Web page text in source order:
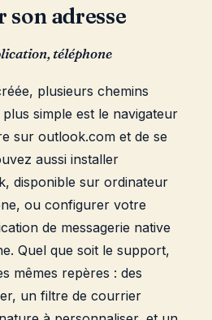
son adresse
téléphone
plusieurs chemins
simple est le navigateur
sur outlook.com et de se
aussi installer
disponible sur ordinateur
ou configurer votre
de messagerie native
Quel que soit le support,
mêmes repères : des
un filtre de courrier